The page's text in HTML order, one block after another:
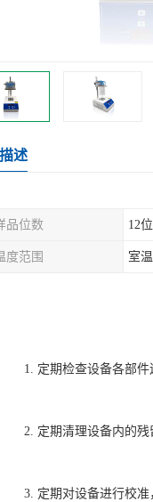
述
品位数 12位
度范围 室
1. 定期检查设备各部件
2. 定期清理设备内的残
3. 定期对设备进行校准